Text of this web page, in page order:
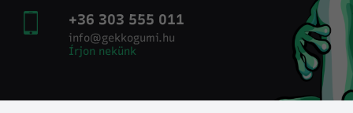
+36 303 555 011
info@gekkogumi.hu
Írjon nekünk